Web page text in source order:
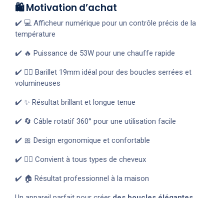
🛍️ Motivation d’achat
✔️ 💻 Afficheur numérique pour un contrôle précis de la
température
✔️ 🔥 Puissance de 53W pour une chauffe rapide
✔️ 💁‍♀️ Barillet 19mm idéal pour des boucles serrées et
volumineuses
✔️ ✨ Résultat brillant et longue tenue
✔️ 🔄 Câble rotatif 360° pour une utilisation facile
✔️ 🎀 Design ergonomique et confortable
✔️ 💇‍♀️ Convient à tous types de cheveux
✔️ 🏠 Résultat professionnel à la maison